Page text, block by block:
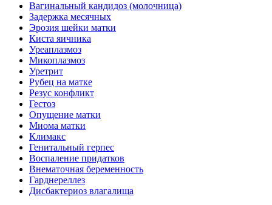
Вагинальный кандидоз (молочница)
Задержка месячных
Эрозия шейки матки
Киста яичника
Уреаплазмоз
Микоплазмоз
Уретрит
Рубец на матке
Резус конфликт
Гестоз
Опущение матки
Миома матки
Климакс
Генитальный герпес
Воспаление придатков
Внематочная беременность
Гарднереллез
Дисбактериоз влагалища